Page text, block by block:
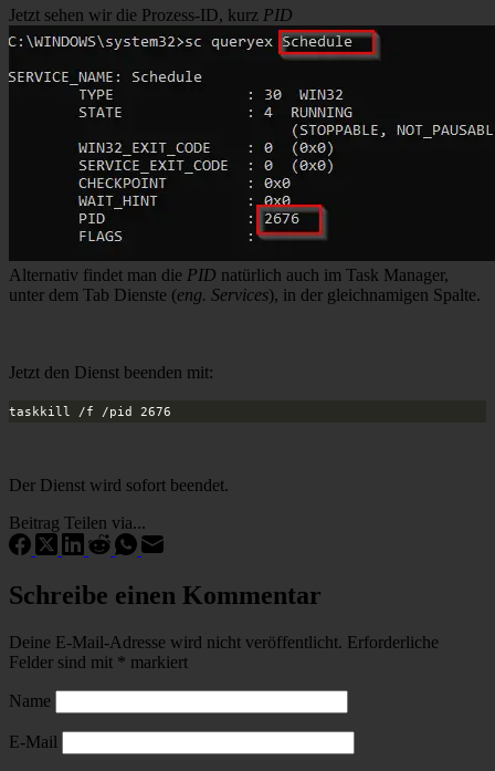
Jetzt sehen wir die Prozess-ID, kurz PID
Alternativ findet man die PID natürlich auch im Task Manager,
unter dem Tab Dienste (eng. Services), in der gleichnamigen Spalte.
Jetzt den Dienst beenden mit:
taskkill /f /pid 2676
Der Dienst wird sofort beendet.
Beitrag Teilen via...
Schreibe einen Kommentar
Deine E-Mail-Adresse wird nicht veröffentlicht. Erforderliche
Felder sind mit * markiert
Name
E-Mail